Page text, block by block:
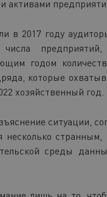
активами
в 2017 году
предприятий,
годом
которые
хозяйственный год.
ситуации,
странным,
среды